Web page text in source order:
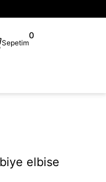
Sepetim
0
elbise